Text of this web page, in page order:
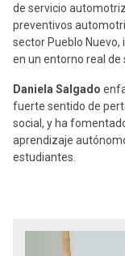
de servicio
preventivos
sector Pueblo
en un entorno real de
Daniela Salgado
fuerte sentido de
social, y ha
aprendizaje
estudiantes.